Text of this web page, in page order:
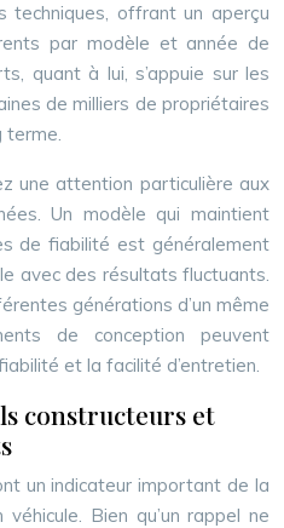
techniques, offrant un aperçu
par modèle et année de
quant à lui, s’appuie sur les
de milliers de propriétaires
terme.
une attention particulière aux
Un modèle qui maintient
de fiabilité est généralement
avec des résultats fluctuants.
générations d’un même
de conception peuvent
et la facilité d’entretien.
constructeurs et
un indicateur important de la
Bien qu’un rappel ne